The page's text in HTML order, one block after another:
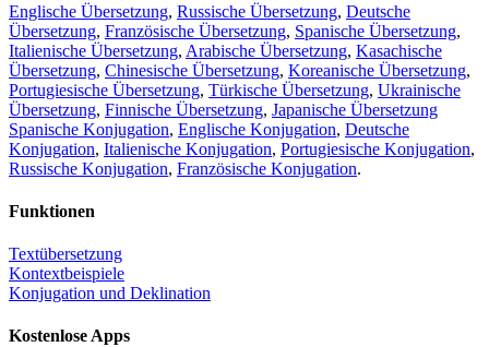
Englische Übersetzung, Russische Übersetzung, Deutsche
Übersetzung, Französische Übersetzung, Spanische Übersetzung,
Italienische Übersetzung, Arabische Übersetzung, Kasachische
Übersetzung, Chinesische Übersetzung, Koreanische Übersetzung,
Portugiesische Übersetzung, Türkische Übersetzung, Ukrainische
Übersetzung, Finnische Übersetzung, Japanische Übersetzung
Spanische Konjugation, Englische Konjugation, Deutsche
Konjugation, Italienische Konjugation, Portugiesische Konjugation,
Russische Konjugation, Französische Konjugation.
Funktionen
Textübersetzung
Kontextbeispiele
Konjugation und Deklination
Kostenlose Apps